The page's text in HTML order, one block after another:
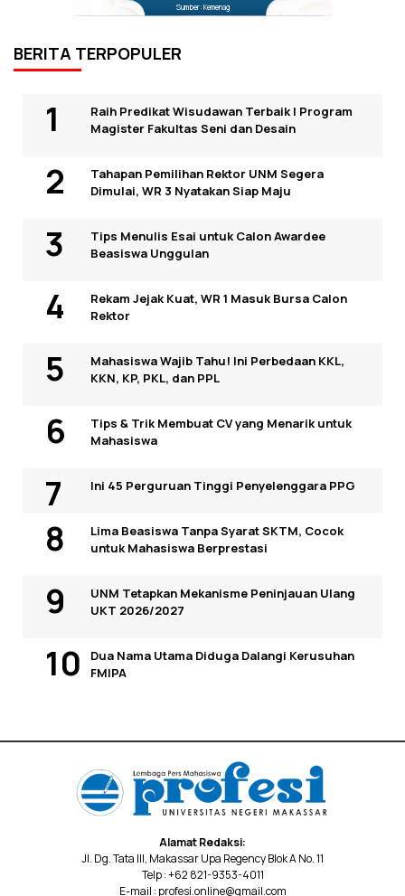
Sumber: Kemenag
BERITA TERPOPULER
Raih Predikat Wisudawan Terbaik I Program
Magister Fakultas Seni dan Desain
Tahapan Pemilihan Rektor UNM Segera
Dimulai, WR 3 Nyatakan Siap Maju
Tips Menulis Esai untuk Calon Awardee
Beasiswa Unggulan
Rekam Jejak Kuat, WR 1 Masuk Bursa Calon
Rektor
Mahasiswa Wajib Tahu! Ini Perbedaan KKL,
KKN, KP, PKL, dan PPL
Tips & Trik Membuat CV yang Menarik untuk
Mahasiswa
Ini 45 Perguruan Tinggi Penyelenggara PPG
Lima Beasiswa Tanpa Syarat SKTM, Cocok
untuk Mahasiswa Berprestasi
UNM Tetapkan Mekanisme Peninjauan Ulang
UKT 2026/2027
Dua Nama Utama Diduga Dalangi Kerusuhan
FMIPA
Alamat Redaksi:
Jl. Dg. Tata III, Makassar Upa Regency Blok A No. 11
Telp : +62 821-9353-4011
E-mail : profesi.online@gmail.com